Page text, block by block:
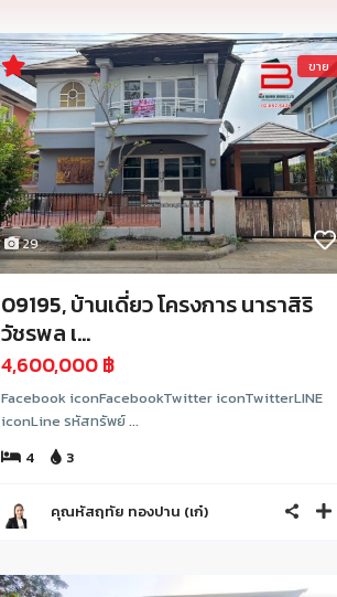
29
ขาย
09195, บ้านเดี่ยว โครงการ นาราสิริ
วัชรพล เ...
4,600,000 ฿
Facebook iconFacebookTwitter iconTwitterLINE
iconLine รหัสทรัพย์ ...
4
3
คุณหัสฤทัย ทองปาน (เก๋)